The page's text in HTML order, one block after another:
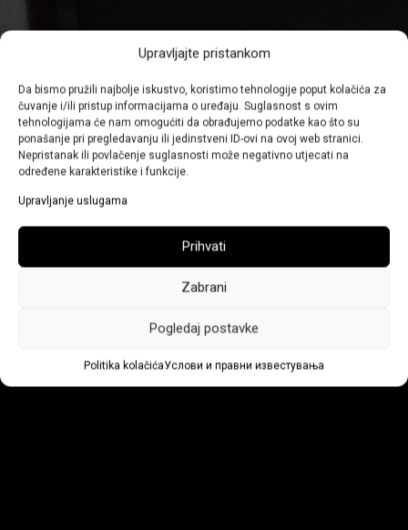
Upravljajte pristankom
Da bismo pružili najbolje iskustvo, koristimo tehnologije poput kolačića za
čuvanje i/ili pristup informacijama o uređaju. Suglasnost s ovim
tehnologijama će nam omogućiti da obrađujemo podatke kao što su
ponašanje pri pregledavanju ili jedinstveni ID-ovi na ovoj web stranici.
Nepristanak ili povlačenje suglasnosti može negativno utjecati na
određene karakteristike i funkcije.
Upravljanje uslugama
Prihvati
Zabrani
Pogledaj postavke
Politika kolačićaУслови и правни известувања